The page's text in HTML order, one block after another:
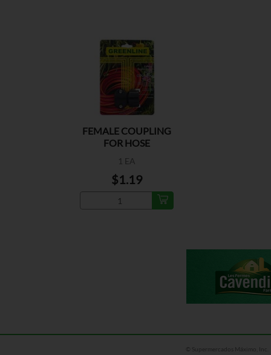
FEMALE COUPLING
FOR HOSE
1 EA
$1.19
© Supermercados Máximo, Inc.